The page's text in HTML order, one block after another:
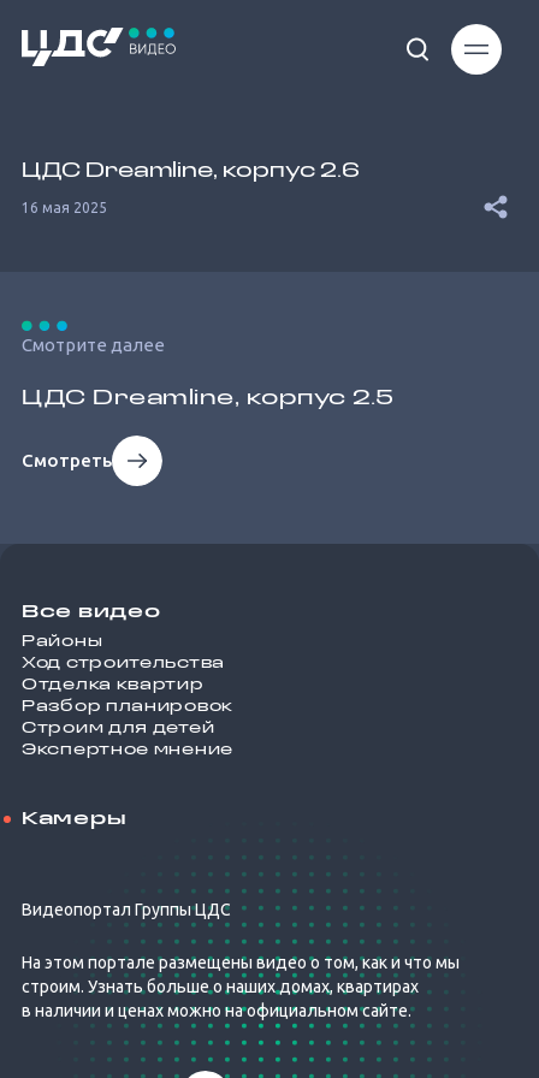
Type
ЦДС Dreamline, корпус 2.6
16 мая 2025
Смотрите далее
ЦДС Dreamline, корпус 2.5
Смотреть
Все видео
Районы
Ход строительства
Отделка квартир
Разбор планировок
Строим для детей
Экспертное мнение
Камеры
Видеопортал Группы ЦДС
На этом портале размещены видео о том, как и что мы
строим. Узнать больше о наших домах, квартирах
в наличии и ценах можно на официальном сайте.